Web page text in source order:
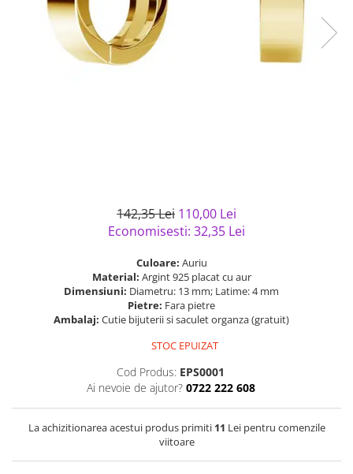
semipretioase
Bijuterii argint placat cu aur
Bijuterii argint cu diverse
Bijuterii de Lux
Bijuterii gotice si rock
Bijuterii Handmade
Solutii si lavete de curatare
142,35 Lei 110,00 Lei
Economisesti: 32,35 Lei
Culoare: Auriu
Material: Argint 925 placat cu aur
Dimensiuni: Diametru: 13 mm; Latime: 4 mm
Pietre: Fara pietre
Ambalaj: Cutie bijuterii si saculet organza (gratuit)
STOC EPUIZAT
Cod Produs: EPS0001
Ai nevoie de ajutor? 0722 222 608
La achizitionarea acestui produs primiti 11 Lei pentru comenzile
viitoare